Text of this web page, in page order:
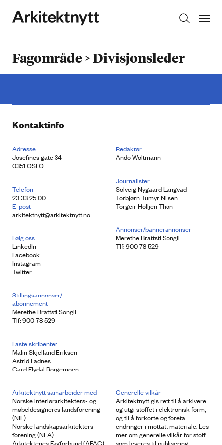
Fagområde > Divisjonsleder
Kontaktinfo
Adresse
Josefines gate 34
0351 OSLO
Telefon
23 33 25 00
E-post
arkitektnytt@arkitektnytt.no
Følg oss:
LinkedIn
Facebook
Instagram
Twitter
Redaktør
Ando Woltmann
Journalister
Solveig Nygaard Langvad
Torbjørn Tumyr Nilsen
Torgeir Holljen Thon
Annonser/bannerannonser
Merethe Brattsti Songli
Tlf: 900 78 529
Stillingsannonser/
abonnement
Merethe Brattsti Songli
Tlf: 900 78 529
Faste skribenter
Malin Skjelland Eriksen
Astrid Fadnes
Gard Flydal Rorgemoen
Arkitektnytt samarbeider med
Norske interiørarkitekters- og
møbeldesigneres landsforening
(NIL)
Norske landskapsarkitekters
forening (NLA)
Arkitektenes Fagforbund (AFAG)
Generelle vilkår
Arkitektnytt gis rett til å arkivere
og utgi stoffet i elektronisk form,
og til å forkorte og foreta
endringer i mottatt materiale. Les
mer om generelle vilkår for stoff
som leveres til publisering.